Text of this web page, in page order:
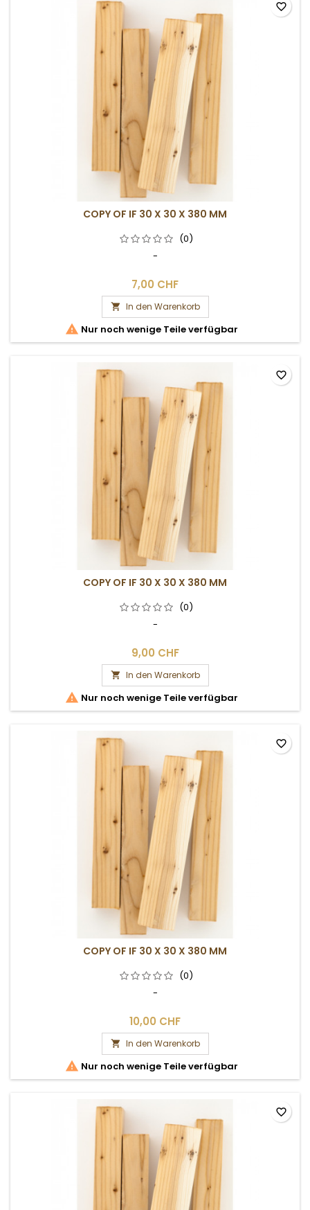
COPY OF IF 30 X 30 X 380 MM
(0)
-
7,00 CHF
 In den Warenkorb
 Nur noch wenige Teile verfügbar
favorite_border
COPY OF IF 30 X 30 X 380 MM
(0)
-
9,00 CHF
 In den Warenkorb
 Nur noch wenige Teile verfügbar
favorite_border
COPY OF IF 30 X 30 X 380 MM
(0)
-
10,00 CHF
 In den Warenkorb
 Nur noch wenige Teile verfügbar
favorite_border
favorite_border